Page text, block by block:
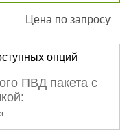
Цена по запросу
опций
ПВД пакета с